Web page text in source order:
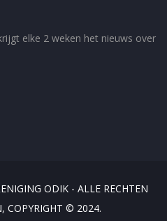
elke 2 weken het nieuws over
ODIK - ALLE RECHTEN
COPYRIGHT © 2024.